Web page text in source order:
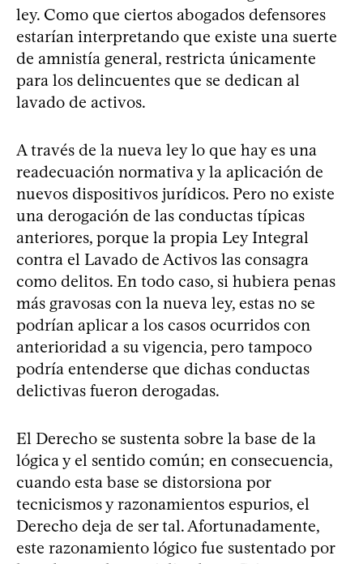
ley. Como que ciertos abogados defensores
estarían interpretando que existe una suerte
de amnistía general, restricta únicamente
para los delincuentes que se dedican al
lavado de activos.
A través de la nueva ley lo que hay es una
readecuación normativa y la aplicación de
nuevos dispositivos jurídicos. Pero no existe
una derogación de las conductas típicas
anteriores, porque la propia Ley Integral
contra el Lavado de Activos las consagra
como delitos. En todo caso, si hubiera penas
más gravosas con la nueva ley, estas no se
podrían aplicar a los casos ocurridos con
anterioridad a su vigencia, pero tampoco
podría entenderse que dichas conductas
delictivas fueron derogadas.
El Derecho se sustenta sobre la base de la
lógica y el sentido común; en consecuencia,
cuando esta base se distorsiona por
tecnicismos y razonamientos espurios, el
Derecho deja de ser tal. Afortunadamente,
este razonamiento lógico fue sustentado por